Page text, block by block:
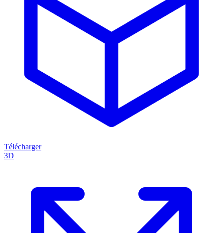
Télécharger
3D